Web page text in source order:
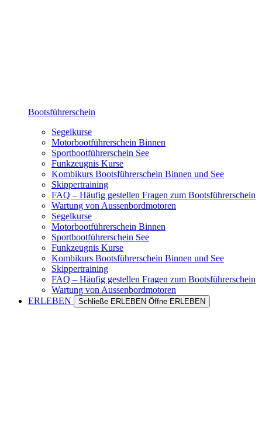
Bootsführerschein
Segelkurse
Motorbootführerschein Binnen
Sportbootführerschein See
Funkzeugnis Kurse
Kombikurs Bootsführerschein Binnen und See
Skippertraining
FAQ – Häufig gestellen Fragen zum Bootsführerschein
Wartung von Aussenbordmotoren
Segelkurse
Motorbootführerschein Binnen
Sportbootführerschein See
Funkzeugnis Kurse
Kombikurs Bootsführerschein Binnen und See
Skippertraining
FAQ – Häufig gestellen Fragen zum Bootsführerschein
Wartung von Aussenbordmotoren
ERLEBEN
Schließe ERLEBEN Öffne ERLEBEN